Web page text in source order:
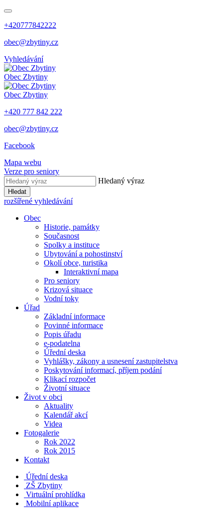
+420777842222
obec@zbytiny.cz
Vyhledávání
Obec Zbytiny
Obec Zbytiny
+420 777 842 222
obec@zbytiny.cz
Facebook
Mapa webu
Verze pro seniory
Hledaný výraz
Hledat
rozšířené vyhledávání
Obec
Historie, památky
Současnost
Spolky a instituce
Ubytování a pohostinství
Okolí obce, turistika
Interaktivní mapa
Pro seniory
Krizová situace
Vodní toky
Úřad
Základní informace
Povinné informace
Popis úřadu
e-podatelna
Úřední deska
Vyhlášky, zákony a usnesení zastupitelstva
Poskytování informací, příjem podání
Klikací rozpočet
Životní situace
Život v obci
Aktuality
Kalendář akcí
Videa
Fotogalerie
Rok 2022
Rok 2015
Kontakt
Úřední deska
ZŠ Zbytiny
Virtuální prohlídka
Mobilní aplikace